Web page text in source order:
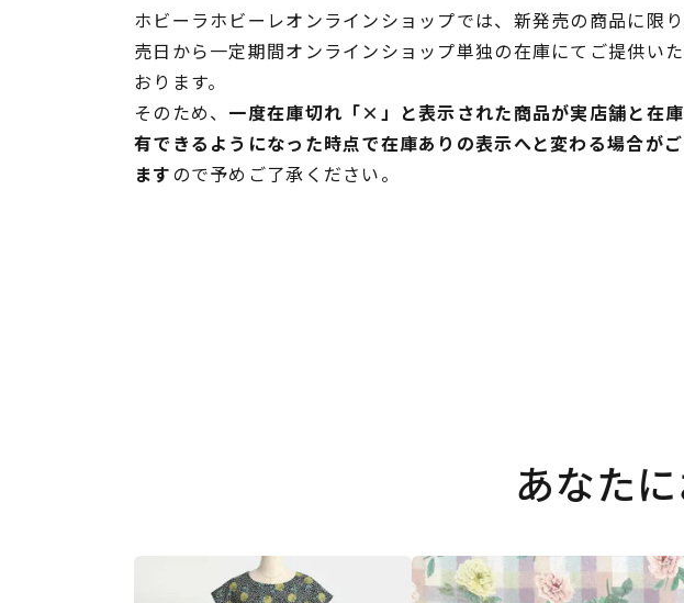
ホビーラホビーレオンラインショップでは、新発売の商品に限
売日から一定期間オンラインショップ単独の在庫にてご提供い
おります。
そのため、 一度在庫切れ「×」と表示された商品が実店舗と在
有できるようになった時点で在庫ありの表示へと変わる場合が
ますので予めご了承ください。
あなた